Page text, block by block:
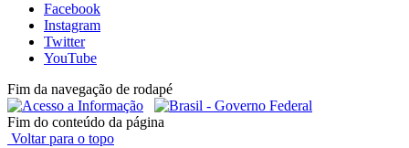
Facebook
Instagram
Twitter
YouTube
Fim da navegação de rodapé
Fim do conteúdo da página
Voltar para o topo